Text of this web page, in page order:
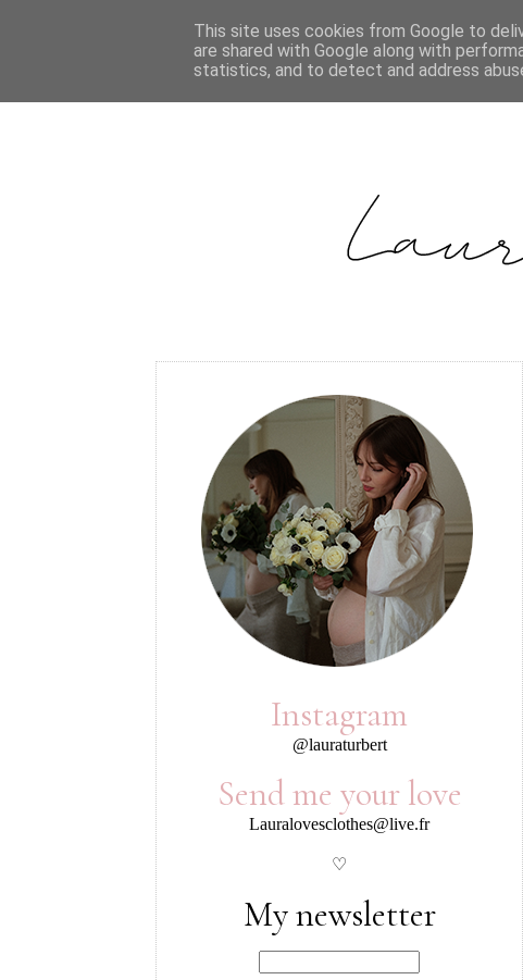
Instagram
@lauraturbert
Send me your love
Lauralovesclothes@live.fr
♡
My newsletter
This site uses cookies from Google to
are shared with Google along with
statistics, and to detect and address